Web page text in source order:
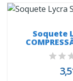
Soquete